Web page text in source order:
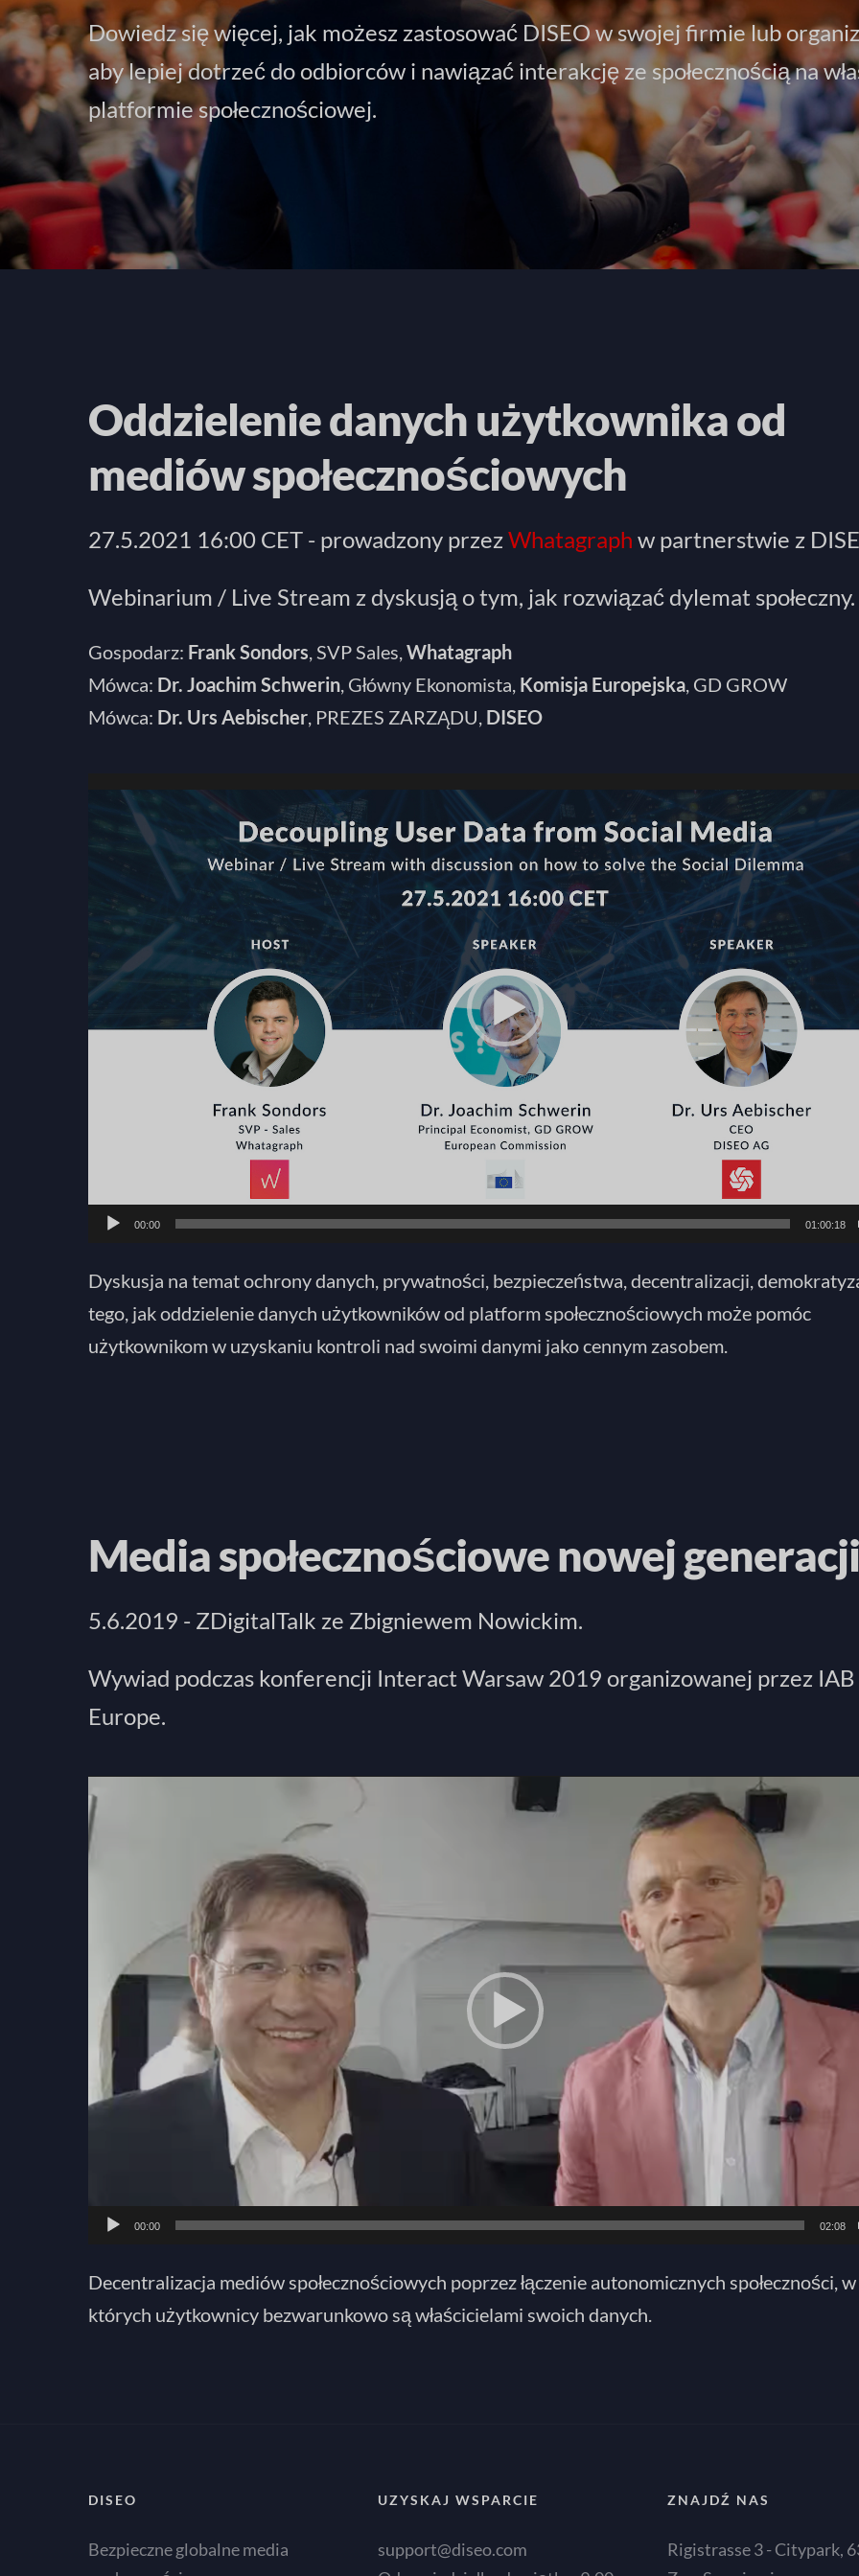
Dowiedz się więcej, jak możesz zastosować DISEO w swojej firmie lub
aby lepiej dotrzeć do odbiorców i nawiązać interakcję ze społecznością na
platformie społecznościowej.
Oddzielenie danych użytkownika od
mediów społecznościowych
27.5.2021 16:00 CET - prowadzony przezWhatagraph w partnerstwie z
Webinarium / Live Stream z dyskusją o tym, jak rozwiązać dylemat społeczny.
Gospodarz: Frank Sondors, SVP Sales,Whatagraph
Mówca: Dr. Joachim Schwerin, Główny Ekonomista, Komisja Europejska, GD GROW
Mówca: Dr. Urs Aebischer, PREZES ZARZĄDU, DISEO
Odtwarzacz
00:00 01:00:18
Dyskusja na temat ochrony danych, prywatności, bezpieczeństwa, decentralizacji,
tego, jak oddzielenie danych użytkowników od platform społecznościowych może pomóc
użytkownikom w uzyskaniu kontroli nad swoimi danymi jako cennym zasobem.
Media społecznościowe nowej generacji
5.6.2019 - ZDigitalTalk ze Zbigniewem Nowickim.
Wywiad podczas konferencji Interact Warsaw 2019 organizowanej przez IAB
Europe.
Odtwarzacz
video
00:00 02:08
Decentralizacja mediów społecznościowych poprzez łączenie autonomicznych społeczności, w
których użytkownicy bezwarunkowo są właścicielami swoich danych.
DISEO
Bezpieczne globalne media
UZYSKAJ WSPARCIE
support@diseo.com
ZNAJDŹ NAS
Rigistrasse 3 - Citypark,